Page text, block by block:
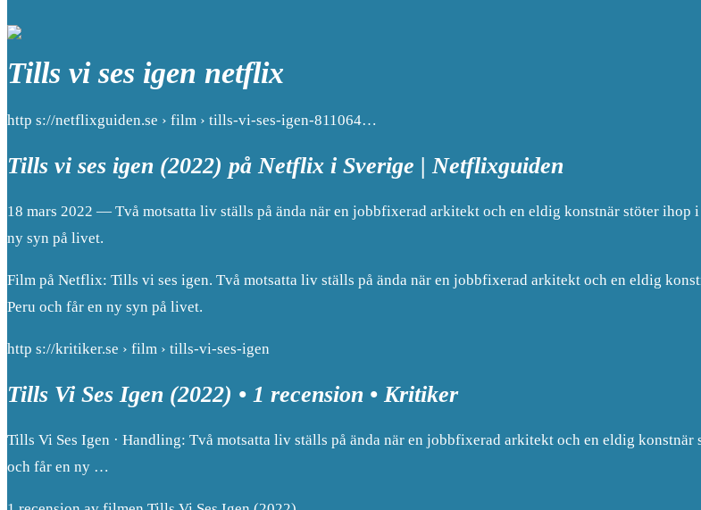
Tills vi ses igen netflix
http s://netflixguiden.se › film › tills-vi-ses-igen-811064…
Tills vi ses igen (2022) på Netflix i Sverige | Netflixguiden
18 mars 2022 — Två motsatta liv ställs på ända när en jobbfixerad arkitekt och en eldig konstnär stöter ihop i
ny syn på livet.
Film på Netflix: Tills vi ses igen. Två motsatta liv ställs på ända när en jobbfixerad arkitekt och en eldig
Peru och får en ny syn på livet.
http s://kritiker.se › film › tills-vi-ses-igen
Tills Vi Ses Igen (2022) • 1 recension • Kritiker
Tills Vi Ses Igen · Handling: Två motsatta liv ställs på ända när en jobbfixerad arkitekt och en eldig konstnär
och får en ny …